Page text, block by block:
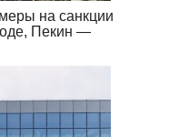
на санкции
Пекин —